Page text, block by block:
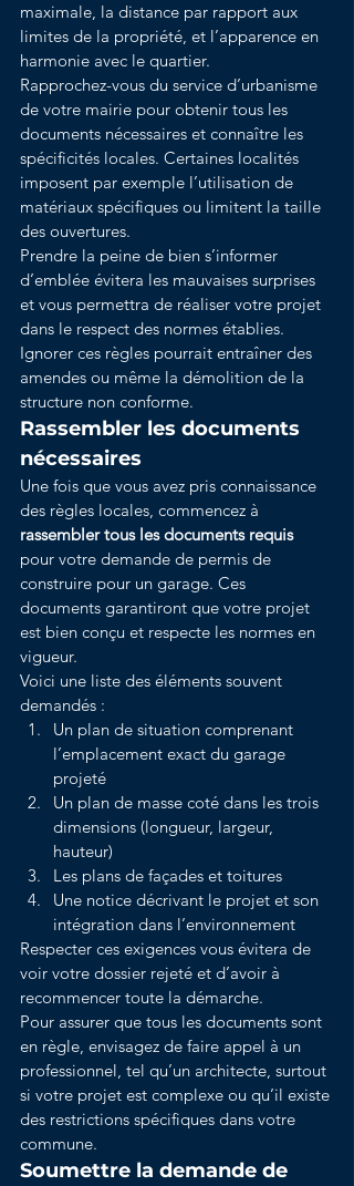
maximale, la distance par rapport aux
limites de la propriété, et l’apparence en
harmonie avec le quartier.
Rapprochez-vous du service d’urbanisme
de votre mairie pour obtenir tous les
documents nécessaires et connaître les
spécificités locales. Certaines localités
imposent par exemple l’utilisation de
matériaux spécifiques ou limitent la taille
des ouvertures.
Prendre la peine de bien s’informer
d’emblée évitera les mauvaises surprises
et vous permettra de réaliser votre projet
dans le respect des normes établies.
Ignorer ces règles pourrait entraîner des
amendes ou même la démolition de la
structure non conforme.
Rassembler les documents
nécessaires
Une fois que vous avez pris connaissance
des règles locales, commencez à
rassembler tous les documents requis
pour votre demande de permis de
construire pour un garage. Ces
documents garantiront que votre projet
est bien conçu et respecte les normes en
vigueur.
Voici une liste des éléments souvent
demandés :
Un plan de situation comprenant
l’emplacement exact du garage
projeté
Un plan de masse coté dans les trois
dimensions (longueur, largeur,
hauteur)
Les plans de façades et toitures
Une notice décrivant le projet et son
intégration dans l’environnement
Respecter ces exigences vous évitera de
voir votre dossier rejeté et d’avoir à
recommencer toute la démarche.
Pour assurer que tous les documents sont
en règle, envisagez de faire appel à un
professionnel, tel qu’un architecte, surtout
si votre projet est complexe ou qu’il existe
des restrictions spécifiques dans votre
commune.
Soumettre la demande de